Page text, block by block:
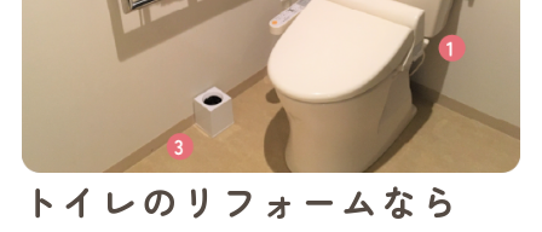
トイレのリフォームなら